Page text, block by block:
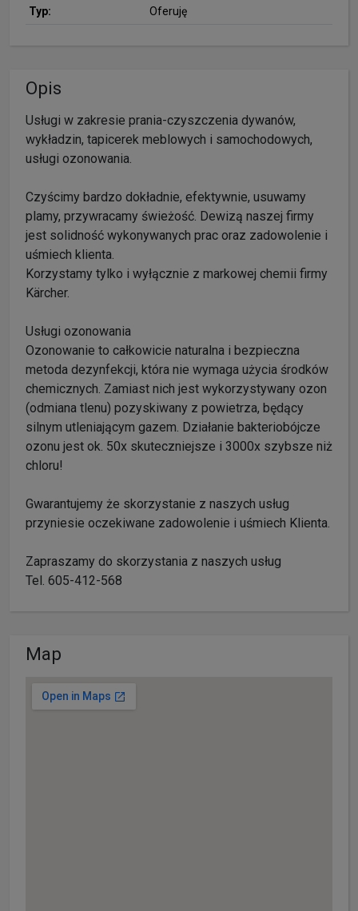
Typ: Oferuję
Opis
Usługi w zakresie prania-czyszczenia dywanów,
wykładzin, tapicerek meblowych i samochodowych,
usługi ozonowania.
Czyścimy bardzo dokładnie, efektywnie, usuwamy
plamy, przywracamy świeżość. Dewizą naszej firmy
jest solidność wykonywanych prac oraz zadowolenie i
uśmiech klienta.
Korzystamy tylko i wyłącznie z markowej chemii firmy
Kärcher.
Usługi ozonowania
Ozonowanie to całkowicie naturalna i bezpieczna
metoda dezynfekcji, która nie wymaga użycia środków
chemicznych. Zamiast nich jest wykorzystywany ozon
(odmiana tlenu) pozyskiwany z powietrza, będący
silnym utleniającym gazem. Działanie bakteriobójcze
ozonu jest ok. 50x skuteczniejsze i 3000x szybsze niż
chloru!
Gwarantujemy że skorzystanie z naszych usług
przyniesie oczekiwane zadowolenie i uśmiech Klienta.
Zapraszamy do skorzystania z naszych usług
Tel. 605-412-568
Map